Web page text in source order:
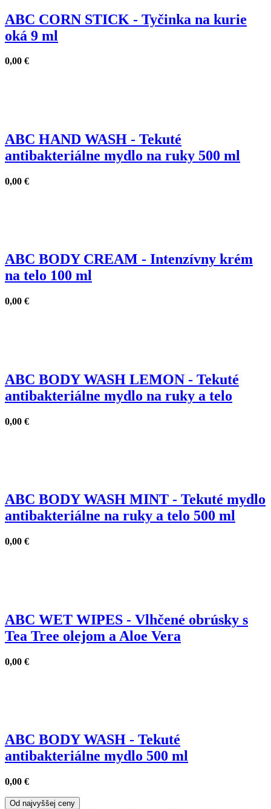
ABC CORN STICK - Tyčinka na kurie
oká 9 ml
0,00 €
ABC HAND WASH - Tekuté
antibakteriálne mydlo na ruky 500 ml
0,00 €
ABC BODY CREAM - Intenzívny krém
na telo 100 ml
0,00 €
ABC BODY WASH LEMON - Tekuté
antibakteriálne mydlo na ruky a telo
0,00 €
ABC BODY WASH MINT - Tekuté mydlo
antibakteriálne na ruky a telo 500 ml
0,00 €
ABC WET WIPES - Vlhčené obrúsky s
Tea Tree olejom a Aloe Vera
0,00 €
ABC BODY WASH - Tekuté
antibakteriálne mydlo 500 ml
0,00 €
Od najvyššej ceny